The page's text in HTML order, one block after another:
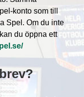
konto som till
Spel. Om du inte
du öppna ett